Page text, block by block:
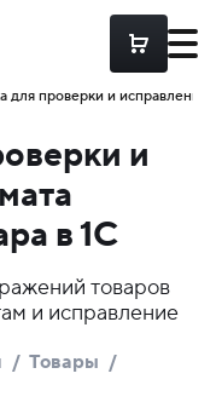
для проверки и исправления
и
в 1С
товаров
и исправление
Товары